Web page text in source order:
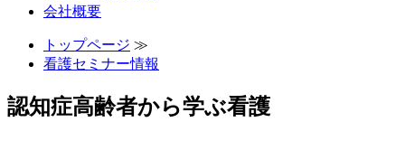
会社概要
トップページ ≫
看護セミナー情報
認知症高齢者から学ぶ看護